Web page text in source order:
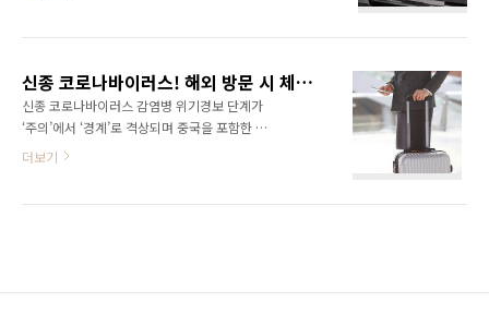
을 익혀야 하는데요. 앞으로 인생의 많은 시간을
이해하기 위해선 어떻게 해야할까요? 고양이가
친근함을 표시하..
Technology Association, 전미가전협회)가 발
표한 올해 주목할만한 트렌드 키워드는 무엇이
었을까요? 바로 입니다. 오늘은 이번 CES2020
에서 키워드에 따른 어떤 핵심 기술이 소개되었
(Intelligence of Things) #5G #NPU #인공지
신종 코로나바이러스! 해외 방문 시 체크할 사항 & 신종 코로나 에티켓
신종 코로나바이러스 감염병 위기경보 단계가
‘주의’에서 ‘경계’로 격상되며 중국을 포함한 해
외 국가 방문에 주의가 요구됩니다. 하지만 이런
더보기